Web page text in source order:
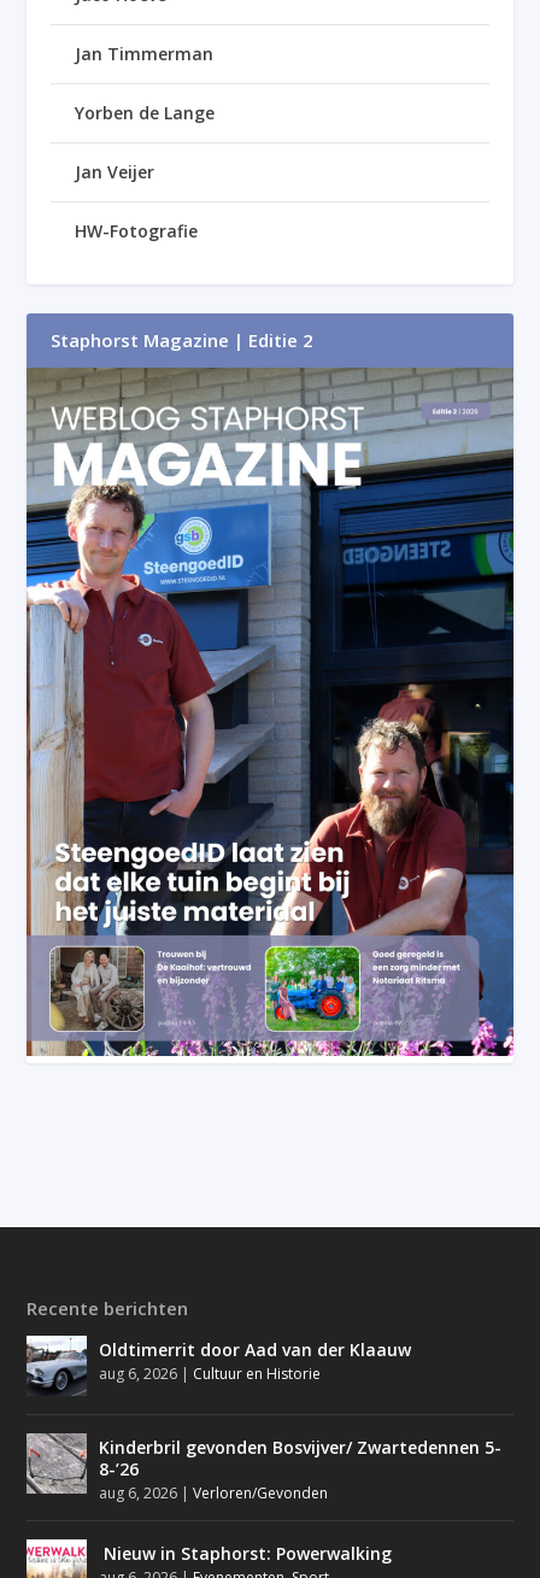
Jan Timmerman
Yorben de Lange
Jan Veijer
HW-Fotografie
Staphorst Magazine | Editie 2
Recente berichten
Oldtimerrit door Aad van der Klaauw
aug 6, 2026 | Cultuur en Historie
Kinderbril gevonden Bosvijver/ Zwartedennen 5-
8-’26
aug 6, 2026 |Verloren/Gevonden
Nieuw in Staphorst: Powerwalking